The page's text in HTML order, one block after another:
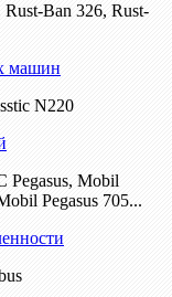
Ban 326, Rust-
машин
N220
Pegasus, Mobil
Pegasus 705...